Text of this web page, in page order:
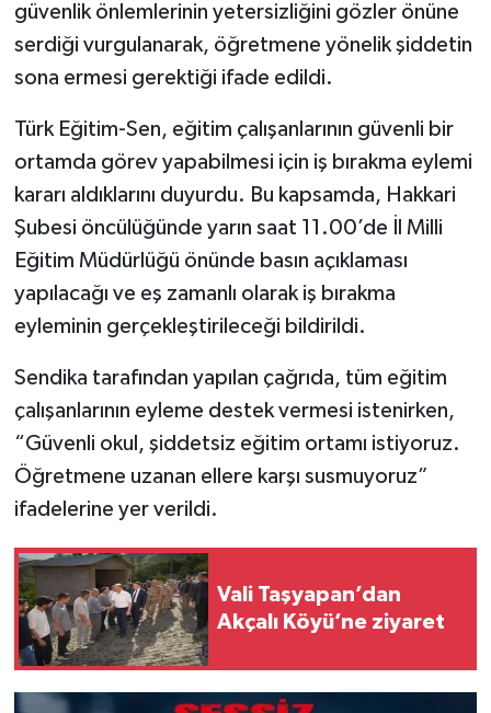
güvenlik önlemlerinin yetersizliğini gözler önüne
serdiği vurgulanarak, öğretmene yönelik şiddetin
sona ermesi gerektiği ifade edildi.
Türk Eğitim-Sen, eğitim çalışanlarının güvenli bir
ortamda görev yapabilmesi için iş bırakma eylemi
kararı aldıklarını duyurdu. Bu kapsamda, Hakkari
Şubesi öncülüğünde yarın saat 11.00’de İl Milli
Eğitim Müdürlüğü önünde basın açıklaması
yapılacağı ve eş zamanlı olarak iş bırakma
eyleminin gerçekleştirileceği bildirildi.
Sendika tarafından yapılan çağrıda, tüm eğitim
çalışanlarının eyleme destek vermesi istenirken,
“Güvenli okul, şiddetsiz eğitim ortamı istiyoruz.
Öğretmene uzanan ellere karşı susmuyoruz”
ifadelerine yer verildi.
Vali Taşyapan’dan
Akçalı Köyü’ne ziyaret
TARİH
TEKNOLOJİ
YAŞAM